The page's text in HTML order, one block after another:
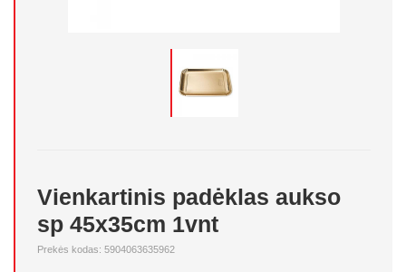
Vienkartinis padėklas aukso
sp 45x35cm 1vnt
Prekės kodas: 5904063635962